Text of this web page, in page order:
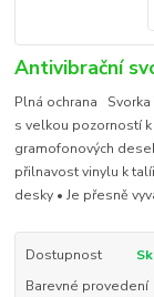
Antivibrační
Plná ochrana Svorka
s velkou pozorností
gramofonových
přilnavost vinylu k
desky • Je přesně
Dostupnost
Barevné provedení